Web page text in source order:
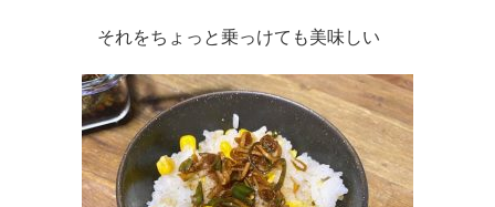
それをちょっと乗っけても美味しい